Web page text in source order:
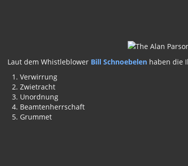
Laut dem Whistleblower Bill Schnoebelen haben die
Verwirrung
Zwietracht
Unordnung
Beamtenherrschaft
Grummet